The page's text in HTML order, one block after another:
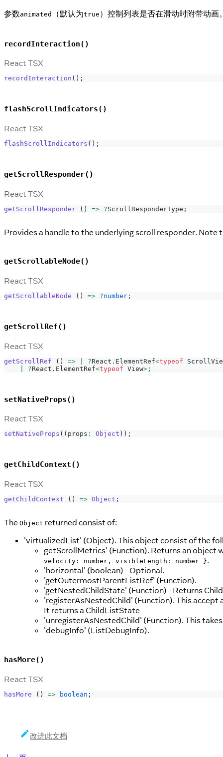
参数animated （默认为true ）控制列表是否在滑动时附带动画
recordInteraction()
React TSX
recordInteraction ( ) ;
flashScrollIndicators()
React TSX
flashScrollIndicators ( ) ;
getScrollResponder()
React TSX
getScrollResponder ( ) => ?ScrollResponderType ;
Provides a handle to the underlying scroll responder. Note
getScrollableNode()
React TSX
getScrollableNode ( ) => ?number ;
getScrollRef()
React TSX
getScrollRef ( ) => ?React . ElementRef<typeof
?React . ElementRef<typeof View> ;
setNativeProps()
React TSX
setNativeProps ( ( props : Object ) ) ;
getChildContext()
React TSX
getChildContext ( ) => Object ;
The Object returned consist of:
'virtualizedList' (Object). This object consist of the
getScrollMetrics' (Function). Returns an object
velocity: number, visibleLength: number }.
'horizontal' (boolean) - Optional.
'getOutermostParentListRef' (Function).
'getNestedChildState' (Function) - Returns
'registerAsNestedChild' (Function). This
It returns a ChildListState
'unregisterAsNestedChild' (Function). This
'debugInfo' (ListDebugInfo).
hasMore()
React TSX
hasMore ( ) => boolean ;
改进此文档